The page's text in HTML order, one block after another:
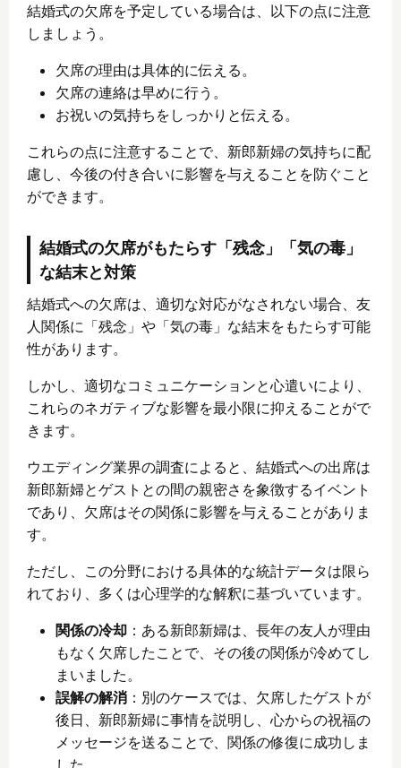
結婚式の欠席を予定している場合は、以下の点に注意
しましょう。
欠席の理由は具体的に伝える。
欠席の連絡は早めに行う。
お祝いの気持ちをしっかりと伝える。
これらの点に注意することで、新郎新婦の気持ちに配
慮し、今後の付き合いに影響を与えることを防ぐこと
ができます。
結婚式の欠席がもたらす「残念」「気の毒」
な結末と対策
結婚式への欠席は、適切な対応がなされない場合、友
人関係に「残念」や「気の毒」な結末をもたらす可能
性があります。
しかし、適切なコミュニケーションと心遣いにより、
これらのネガティブな影響を最小限に抑えることがで
きます。
ウエディング業界の調査によると、結婚式への出席は
新郎新婦とゲストとの間の親密さを象徴するイベント
であり、欠席はその関係に影響を与えることがありま
す。
ただし、この分野における具体的な統計データは限ら
れており、多くは心理学的な解釈に基づいています。
関係の冷却 ：ある新郎新婦は、長年の友人が理由
もなく欠席したことで、その後の関係が冷めてし
まいました。
誤解の解消 ：別のケースでは、欠席したゲストが
後日、新郎新婦に事情を説明し、心からの祝福の
メッセージを送ることで、関係の修復に成功しま
した。